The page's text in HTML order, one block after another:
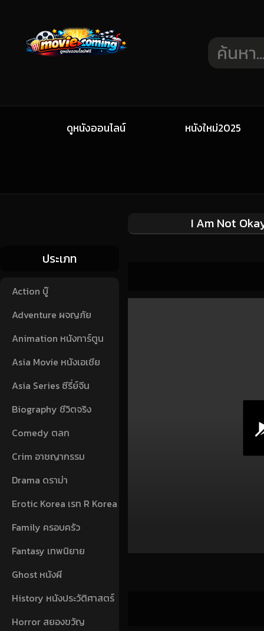
ดูหนังออนไลน์ หนังใหม่2025
ประเภท
Action บู๊
Adventure ผจญภัย
Animation หนังการ์ตูน
Asia Movie หนังเอเชีย
Asia Series ซีรี่ย์จีน
Biography ชีวิตจริง
Comedy ตลก
Crim อาชญากรรม
Drama ดราม่า
Erotic Korea เรท R Korea
Family ครอบครัว
Fantasy เทพนิยาย
Ghost หนังผี
History หนังประวัติศาสตร์
Horror สยองขวัญ
I Am Not